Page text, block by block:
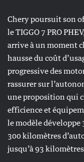
Chery poursuit son
le TIGGO 7 PRO
arrive à un moment
hausse du coût
progressive des
rassurer sur
une proposition qui
efficience et
le modèle développe
300 kilomètres
jusqu’à 93